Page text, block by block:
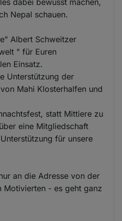
dabei bewusst machen,
Nepal schauen.
Albert Schweitzer
" für Euren
Einsatz.
Unterstützung der
Mahi Klosterhalfen und
statt Mittiere zu
eine Mitgliedschaft
für unsere
an die Adresse von der
Motivierten - es geht ganz